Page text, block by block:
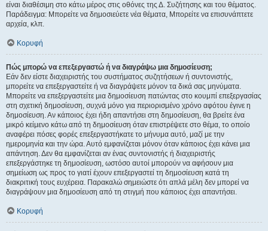
είναι διαθέσιμη στο κάτω μέρος στις οθόνες της Δ. Συζήτησης και του θέματος.
Παράδειγμα: Μπορείτε να δημοσιεύετε νέα θέματα, Μπορείτε να επισυνάπτετε
αρχεία, κλπ.
Κορυφή
Πώς μπορώ να επεξεργαστώ ή να διαγράψω μια δημοσίευση;
Εάν δεν είστε διαχειριστής του συστήματος συζητήσεων ή συντονιστής,
μπορείτε να επεξεργαστείτε ή να διαγράψετε μόνον τα δικά σας μηνύματα.
Μπορείτε να επεξεργαστείτε μια δημοσίευση πατώντας στο κουμπί επεξεργασίας
στη σχετική δημοσίευση, συχνά μόνο για περιορισμένο χρόνο αφότου έγινε η
δημοσίευση. Αν κάποιος έχει ήδη απαντήσει στη δημοσίευση, θα βρείτε ένα
μικρό κείμενο κάτω από τη δημοσίευση όταν επιστρέψετε στο θέμα, το οποίο
αναφέρει πόσες φορές επεξεργαστήκατε το μήνυμα αυτό, μαζί με την
ημερομηνία και την ώρα. Αυτό εμφανίζεται μόνον όταν κάποιος έχει κάνει μια
απάντηση. Δεν θα εμφανίζεται αν ένας συντονιστής ή διαχειριστής
επεξεργάστηκε τη δημοσίευση, ωστόσο αυτοί μπορούν να αφήσουν μια
σημείωση ως προς το γιατί έχουν επεξεργαστεί τη δημοσίευση κατά τη
διακριτική τους ευχέρεια. Παρακαλώ σημειώστε ότι απλά μέλη δεν μπορεί να
διαγράψουν μια δημοσίευση από τη στιγμή που κάποιος έχει απαντήσει.
Κορυφή